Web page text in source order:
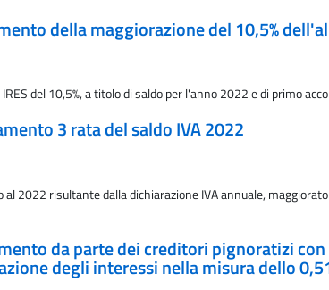
della maggiorazione del 10,5%
del 10,5%, a titolo di saldo per l'anno 2022 e di primo
3 rata del saldo IVA 2022
al 2022 risultante dalla dichiarazione IVA annuale,
da parte dei creditori pignoratizi
degli interessi nella misura dello